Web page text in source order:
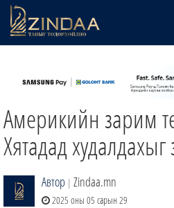
ТВ8
ӨГЛӨӨНИЙ СОНИН
АУДИО ЗОХИОЛ
ЗИНДАА СЭТГҮҮЛ
Америкийн зарим
Хятадад худалдахыг
Автор | Zindaa.mn
2025 оны 05 сарын 29